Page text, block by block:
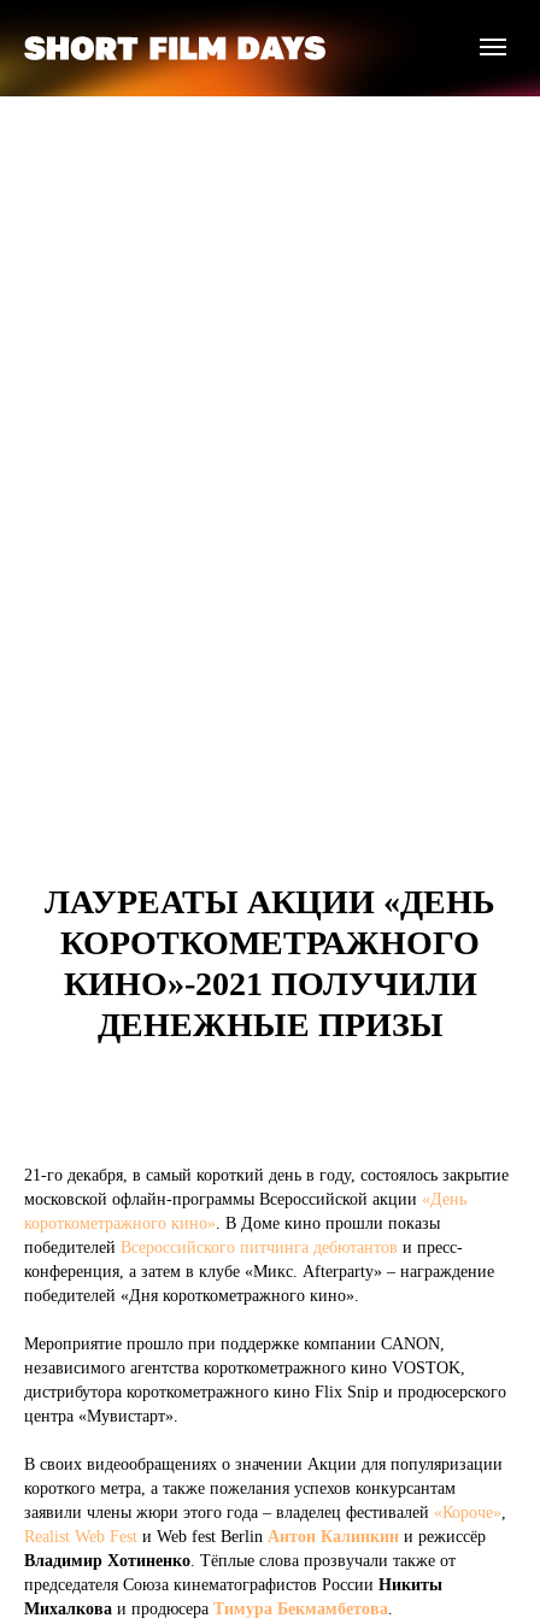
ЛАУРЕАТЫ АКЦИИ «ДЕНЬ
КОРОТКОМЕТРАЖНОГО
КИНО»-2021 ПОЛУЧИЛИ
ДЕНЕЖНЫЕ ПРИЗЫ
21-го декабря, в самый короткий день в году, состоялось закрытие
московской офлайн-программы Всероссийской акции «День
короткометражного кино». В Доме кино прошли показы
победителей Всероссийского питчинга дебютантов и пресс-
конференция, а затем в клубе «Микс. Afterparty» – награждение
победителей «Дня короткометражного кино».
Мероприятие прошло при поддержке компании CANON,
независимого агентства короткометражного кино VOSTOK,
дистрибутора короткометражного кино Flix Snip и продюсерского
центра «Мувистарт».
В своих видеообращениях о значении Акции для популяризации
короткого метра, а также пожелания успехов конкурсантам
заявили члены жюри этого года – владелец фестивалей «Короче»,
Realist Web Fest и Web fest Berlin Антон Калинкин и режиссёр
Владимир Хотиненко. Тёплые слова прозвучали также от
председателя Союза кинематографистов России Никиты
Михалкова и продюсера Тимура Бекмамбетова.